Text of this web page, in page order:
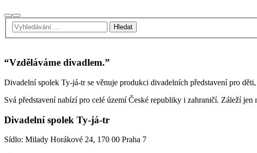
Hledat
Hlavní
navigační
menu
“Vzděláváme divadlem.”
Divadelní spolek Ty-já-tr se věnuje produkci divadelních představení pro
Svá představení nabízí pro celé území České republiky i zahraničí. Záleží jen
Divadelní spolek Ty-já-tr
Sídlo: Milady Horákové 24, 170 00 Praha 7